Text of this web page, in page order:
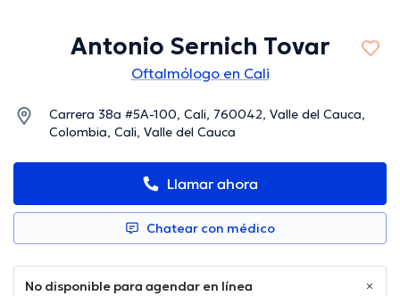
Antonio Sernich Tovar
Oftalmólogo en Cali
Carrera 38a #5A-100, Cali, 760042, Valle del Cauca,
Colombia, Cali, Valle del Cauca
Llamar ahora
Chatear con médico
No disponible para agendar en línea